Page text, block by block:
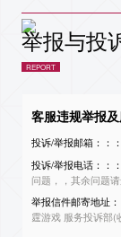
举报与投
REPORT
客服违规举报
投诉/举报邮箱：：：
投诉/举报电话：：：
问题，，其余问题
举报信件邮寄地址：
霆游戏 服务投诉部(